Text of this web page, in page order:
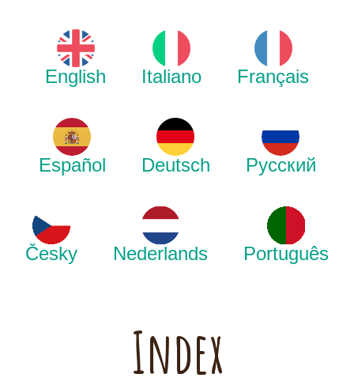
English Italiano Français
Español Deutsch Русский
Česky Nederlands Português
Index